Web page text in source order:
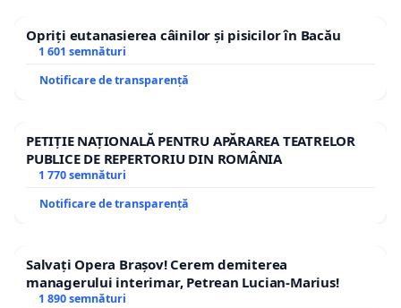
Opriți eutanasierea câinilor și pisicilor în Bacău
1 601 semnături
Notificare de transparență
PETIȚIE NAȚIONALĂ PENTRU APĂRAREA TEATRELOR
PUBLICE DE REPERTORIU DIN ROMÂNIA
1 770 semnături
Notificare de transparență
Salvați Opera Brașov! Cerem demiterea
managerului interimar, Petrean Lucian-Marius!
1 890 semnături